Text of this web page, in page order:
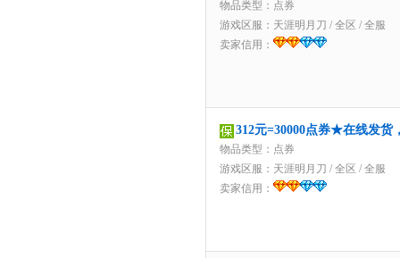
物品类型：点券
游戏区服： 天涯明月刀 / 全区 / 全服
卖家信用：
312元=30000点券★在线发
物品类型：点券
游戏区服： 天涯明月刀 / 全区 / 全服
卖家信用：